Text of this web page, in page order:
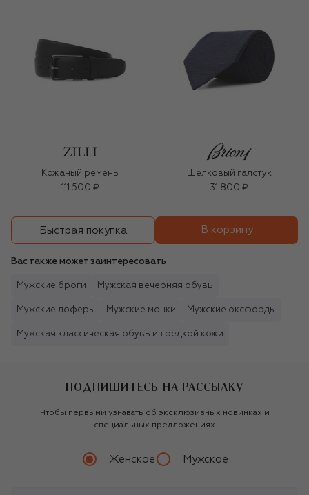
Кожаный ремень
111 500 ₽
Шелковый галстук
31 800 ₽
Быстрая покупка В корзину
Вас также может заинтересовать
Мужские броги Мужская вечерняя обувь
Мужские лоферы Мужские монки Мужские оксфорды
Мужская классическая обувь из редкой кожи
ПОДПИШИТЕСЬ НА РАССЫЛКУ
Чтобы первыми узнавать об эксклюзивных новинках и
специальных предложениях
Женское Мужское